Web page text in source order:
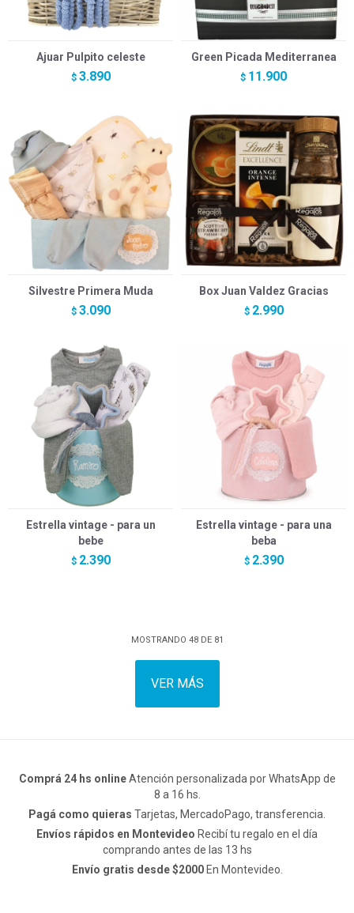
Ajuar Pulpito celeste
$ 3.890
Green Picada Mediterranea
$ 11.900
Silvestre Primera Muda
$ 3.090
Box Juan Valdez Gracias
$ 2.990
Estrella vintage - para un
bebe
$ 2.390
Estrella vintage - para una
beba
$ 2.390
MOSTRANDO 48DE 81
VER MÁS
Comprá 24 hs onlineAtención personalizada por WhatsApp de
8 a 16 hs.
Pagá como quieras Tarjetas, MercadoPago, transferencia.
Envíos rápidos en Montevideo Recibí tu regalo en el día
comprando antes de las 13 hs
Envío gratis desde $2000En Montevideo.